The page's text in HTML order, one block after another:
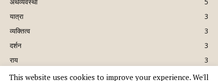
यात्रा
3
व्यक्तित्व
3
दर्शन
3
राय
3
This website uses cookies to improve your experience. We'll